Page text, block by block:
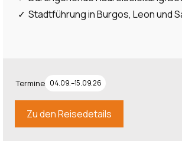
Stadtführung in Burgos, Leon und
Termine 04.09.–15.09.26
Zu den Reisedetails